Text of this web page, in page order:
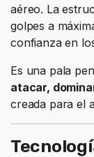
aéreo. La
golpes a
confianza en
Es una pala
atacar,
creada para el